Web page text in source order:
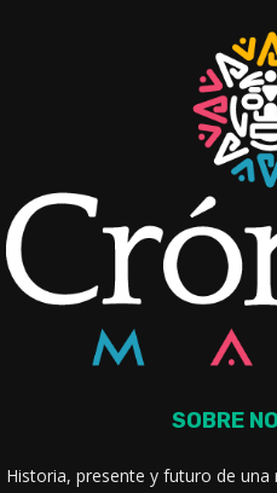
SOBRE
Historia, presente y futuro de